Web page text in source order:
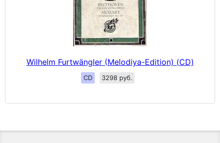
Wilhelm Furtwängler (Melodiya-Edition) (CD)
CD 3298 руб.